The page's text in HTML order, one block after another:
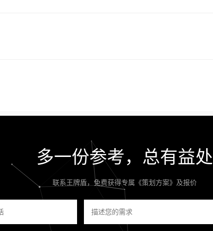
多一份参考，总有益处
联系王牌盾，免费获得专属《策划方案》及报价